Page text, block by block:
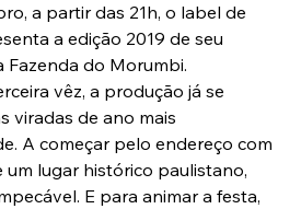
a partir das 21h, o label de
a edição 2019 de seu
Fazenda do Morumbi.
vêz, a produção já se
viradas de ano mais
A começar pelo endereço com
um lugar histórico paulistano,
E para animar a festa,